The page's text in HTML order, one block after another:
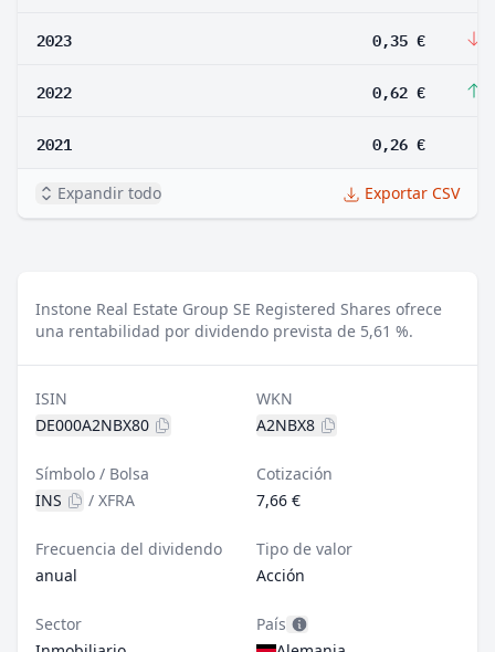
2023 0,35 €
2022 0,62 €
2021 0,26 €
Expandir todo Exportar CSV
Instone Real Estate Group SE Registered Shares ofrece
una rentabilidad por dividendo prevista de 5,61 %.
ISIN
DE000A2NBX80
WKN
A2NBX8
Símbolo / Bolsa
INS
/ XFRA
Cotización
7,66 €
Frecuencia del dividendo
anual
Tipo de valor
Acción
Sector
País